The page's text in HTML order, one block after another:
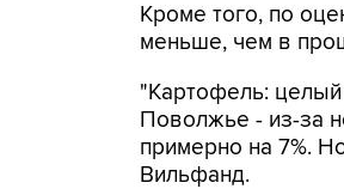
Кроме того, по
меньше, чем в
"Картофель: целый
Поволжье - из-за
примерно на 7%.
Вильфанд.